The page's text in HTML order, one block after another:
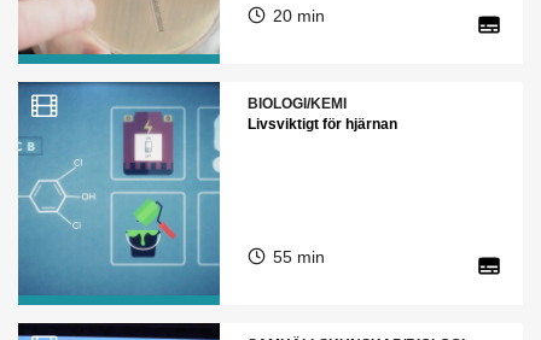
20 min
BIOLOGI/KEMI
Livsviktigt för hjärnan
55 min